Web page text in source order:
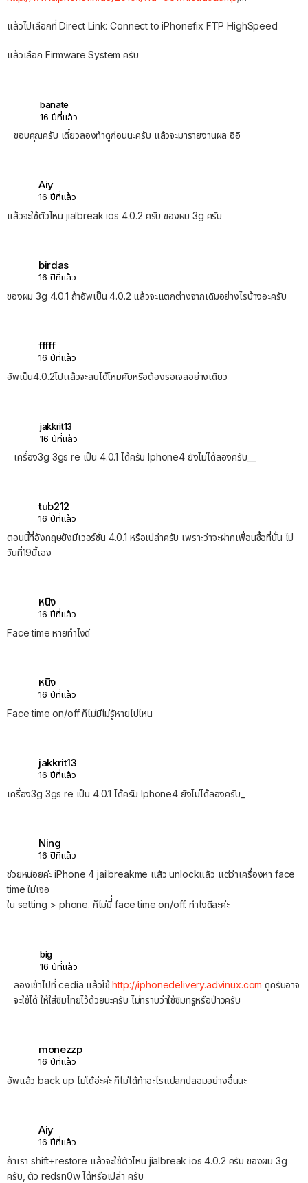
แล้วไปเลือกที่ Direct Link: Connect to iPhonefix FTP HighSpeed
แล้วเลือก Firmware System ครับ
banate
16 ปีที่แล้ว
ขอบคุณครับ เดี๋ยวลองทำดูก่อนนะครับ แล้วจะมารายงานผล อิอิ
Aiy
16 ปีที่แล้ว
แล้วจะใช้ตัวไหน jialbreak ios 4.0.2 ครับ ของผม 3g ครับ
birdas
16 ปีที่แล้ว
ของผม 3g 4.0.1 ถ้าอัพเป็น 4.0.2 แล้วจะแตกต่างจากเดิมอย่างไรบ้างอะครับ
fffff
16 ปีที่แล้ว
อัพเป็น4.0.2ไปเเล้วจะลบได้ไหมคับหรือต้องรอเจลอย่างเดียว
jakkrit13
16 ปีที่แล้ว
เครื่อง3g 3gs re เป็น 4.0.1 ได้ครับ Iphone4 ยังไม่ได้ลองครับ__
tub212
16 ปีที่แล้ว
ตอนนี้ที่อังกฤษยังมีเวอร์ชั่น 4.0.1 หรือเปล่าครับ เพราะว่าจะฝากเพื่อนซื้อที่นั้น ไป
วันที่19นี้เอง
หนิง
16 ปีที่แล้ว
Face time หายทำไงดี
หนิง
16 ปีที่แล้ว
Face time on/off ก็ไม่มีไม่รู้หายไปไหน
jakkrit13
16 ปีที่แล้ว
เครื่อง3g 3gs re เป็น 4.0.1 ได้ครับ Iphone4 ยังไม่ได้ลองครับ_
Ning
16 ปีที่แล้ว
ช่วยหน่อยค่ะ iPhone 4 jailbreakme แส้ว unlockแล้ว แต่ว่าเครื่องหา face
time ใม่เจอ
ใน setting > phone. ก็ไม่มี่่ face time on/off. ทำไงดีละค่ะ
big
16 ปีที่แล้ว
ลองเข้าไปที่ cedia แล้วใช้ http://iphonedelivery.advinux.com ดูครับอาจ
จะใช้ได้ ให้ใส่ซิมไทยไว้ด้วยนะครับ ไม่ทราบว่าใช้ซิมทรูหรือป่าวครับ
monezzp
16 ปีที่แล้ว
อัพแล้ว back up ไม่ได้อ่ะค่ะ ก็ไม่ได้ทำอะไรแปลกปลอมอย่างอื่นนะ
Aiy
16 ปีที่แล้ว
ถ้าเรา shift+restore แล้วจะใช้ตัวไหน jialbreak ios 4.0.2 ครับ ของผม 3g
ครับ, ตัว redsn0w ได้หรือเปล่า ครับ